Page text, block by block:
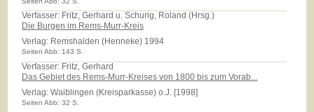
Verfasser: Fritz, Gerhard u. Schurig, Roland (Hrsg.)
Die Burgen im Rems-Murr-Kreis
Verlag: Remshalden (Henneke) 1994
Seiten Abb: 143 S.
Verfasser: Fritz, Gerhard
Das Gebiet des Rems-Murr-Kreises von 1800 bis zum Vorab...
Verlag:Waiblingen (Kreisparkasse) o.J. [1998]
Seiten Abb: 32 S.